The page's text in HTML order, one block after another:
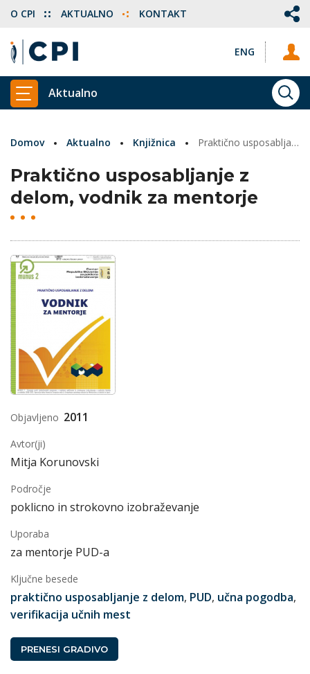
ENG
O CPI AKTUALNO KONTAKT
PRIKAŽI GLAVNI MENI
Aktualno
Domov Aktualno Knjižnica Praktično usposabljanje z delom, vodnik za mentorje
Praktično usposabljanje z
delom, vodnik za mentorje
Objavljeno 2011
Avtor(ji)
Mitja Korunovski
Področje
poklicno in strokovno izobraževanje
Uporaba
za mentorje PUD-a
Ključne besede
praktično usposabljanje z delom, PUD, učna pogodba,
verifikacija učnih mest
PRENESI GRADIVO